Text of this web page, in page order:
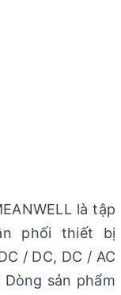
là tập
phối thiết bị
/ DC, DC / AC
sản phẩm